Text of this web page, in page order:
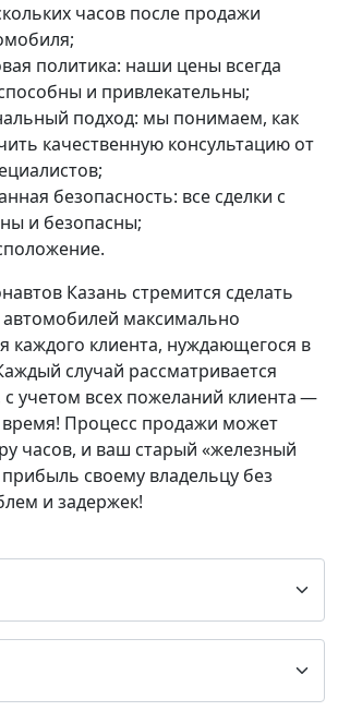
часов после продажи
политика: наши цены всегда
и привлекательны;
подход: мы понимаем, как
качественную консультацию от
безопасность: все сделки с
и безопасны;
Казань стремится сделать
автомобилей максимально
каждого клиента, нуждающегося в
случай рассматривается
учетом всех пожеланий клиента —
Процесс продажи может
часов, и ваш старый «железный
своему владельцу без
и задержек!